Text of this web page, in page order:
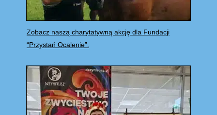
Zobacz naszą charytatywną akcję dla Fundacji
“Przystań Ocalenie”.